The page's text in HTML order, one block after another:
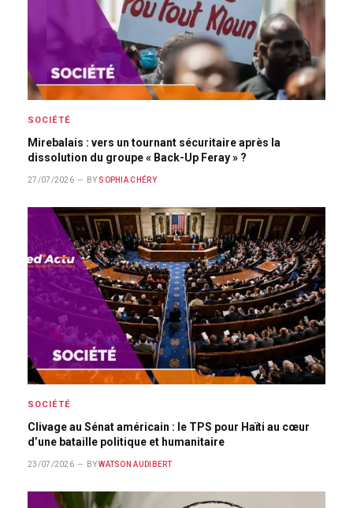
SOCIÉTÉ
Mirebalais : vers un tournant sécuritaire après la
dissolution du groupe « Back-Up Feray » ?
27/07/2026 BY SOPHIA CHÉRY
SOCIÉTÉ
Clivage au Sénat américain : le TPS pour Haïti au cœur
d’une bataille politique et humanitaire
23/07/2026 BY WATSON AUDIBERT